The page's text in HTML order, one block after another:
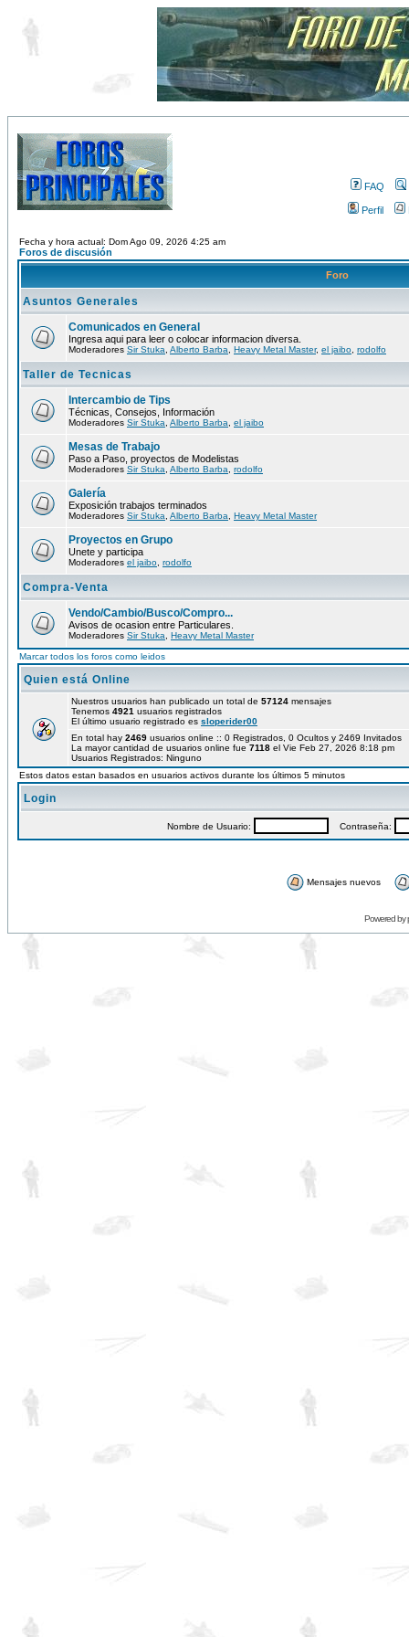
FAQ
Perfil
Fecha y hora actual: Dom Ago 09, 2026 4:25 am
Foros de discusión
Foro
Asuntos Generales
Comunicados en General
Ingresa aqui para leer o colocar informacion diversa.
Moderadores Sir Stuka Alberto Barba Heavy Metal Master, el jaibo rodolfo
Taller de Tecnicas
Intercambio de Tips
Técnicas, Consejos, Información
Moderadores Sir Stuka Alberto Barba el jaibo
Mesas de Trabajo
Paso a Paso, proyectos de Modelistas
Moderadores Sir Stuka Alberto Barba rodolfo
Galería
Exposición trabajos terminados
Moderadores Sir Stuka Alberto Barba Heavy Metal Master
Proyectos en Grupo
Unete y participa
Moderadores el jaibo rodolfo
Compra-Venta
Vendo/Cambio/Busco/Compro...
Avisos de ocasion entre Particulares.
Moderadores Sir Stuka Heavy Metal Master
Marcar todos los foros como leidos
Quien está Online
Nuestros usuarios han publicado un total de 57124 mensajes
Tenemos 4921 usuarios registrados
El último usuario registrado es sloperider00
En total hay 2469 usuarios online :: 0 Registrados, 0 Ocultos y 2469
La mayor cantidad de usuarios online fue 7118 el Vie Feb 27, 2026 8:18 pm
Usuarios Registrados: Ninguno
Estos datos estan basados en usuarios activos durante los últimos 5 minutos
Login
Nombre de Usuario: Contraseña:
Mensajes nuevos
Powered by